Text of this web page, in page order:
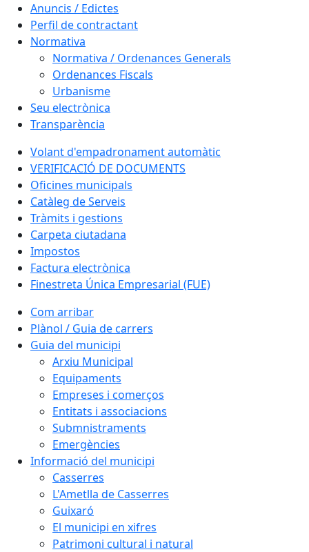
Anuncis / Edictes
Perfil de contractant
Normativa
Normativa / Ordenances Generals
Ordenances Fiscals
Urbanisme
Seu electrònica
Transparència
Volant d'empadronament automàtic
VERIFICACIÓ DE DOCUMENTS
Oficines municipals
Catàleg de Serveis
Tràmits i gestions
Carpeta ciutadana
Impostos
Factura electrònica
Finestreta Única Empresarial (FUE)
Com arribar
Plànol / Guia de carrers
Guia del municipi
Arxiu Municipal
Equipaments
Empreses i comerços
Entitats i associacions
Submnistraments
Emergències
Informació del municipi
Casserres
L'Ametlla de Casserres
Guixaró
El municipi en xifres
Patrimoni cultural i natural